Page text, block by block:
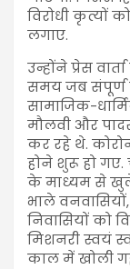
विरोधी कृत्यों
लगाए.
उन्होंने प्रेस
समय जब संपूर्ण
सामाजिक-
मौलवी और
कर रहे थे.
होने शुरू हो गए.
के माध्यम से
भाले
निवासियों को
मिशनरी स्वयं
काल में खोली